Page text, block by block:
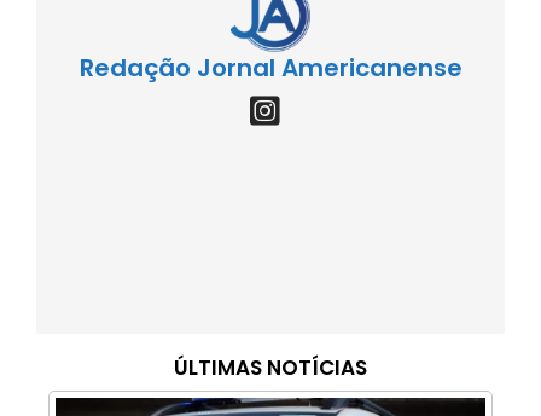
Redação Jornal Americanense
ÚLTIMAS NOTÍCIAS